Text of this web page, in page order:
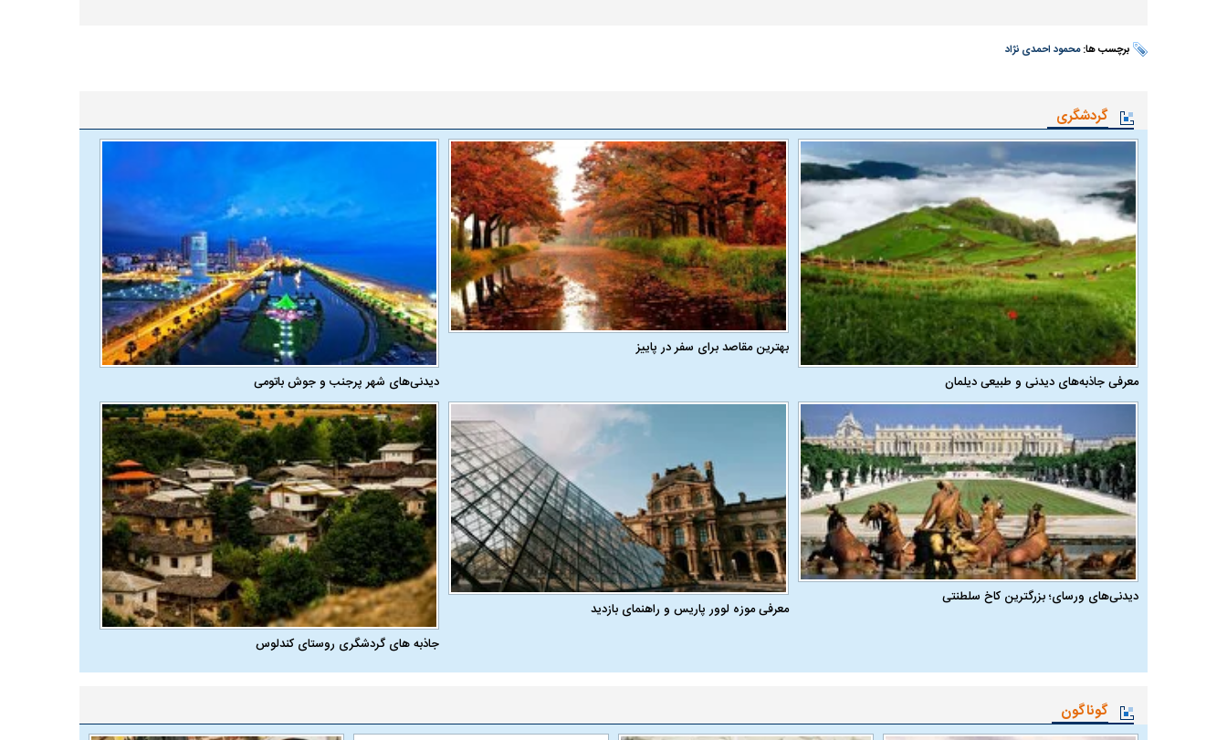
برچسب ها:محمود احمدی نژاد
گردشگری
معرفی جاذبه‌های دیدنی و طبیعی دیلمان
بهترین مقاصد برای سفر در پاییز
دیدنی‌های شهر پرجنب و جوش باتومی
دیدنی‌های ورسای؛ بزرگترین کاخ سلطنتی
معرفی موزه لوور پاریس و راهنمای بازدید
جاذبه های گردشگری روستای کندلوس
گوناگون